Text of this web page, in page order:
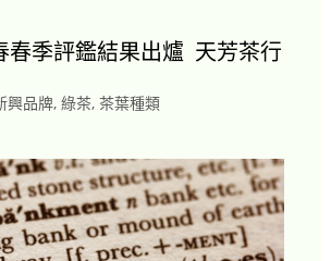
春季評鑑結果出爐 天芳茶行
興品牌, 綠茶, 茶葉種類